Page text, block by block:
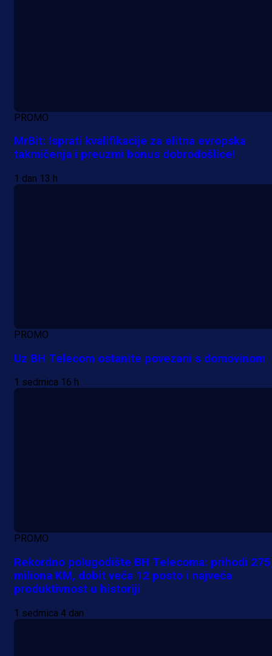
PROMO
MrBit: Isprati kvalifikacije za elitna evropska
takmičenja i preuzmi bonus dobrodošlice!
1 dan 13 h
PROMO
Uz BH Telecom ostanite povezani s domovinom
1 sedmica 16 h
PROMO
Rekordno polugodište BH Telecoma: prihodi
miliona KM, dobit veća 12 posto i najveća
produktivnost u historiji
1 sedmica 4 dan